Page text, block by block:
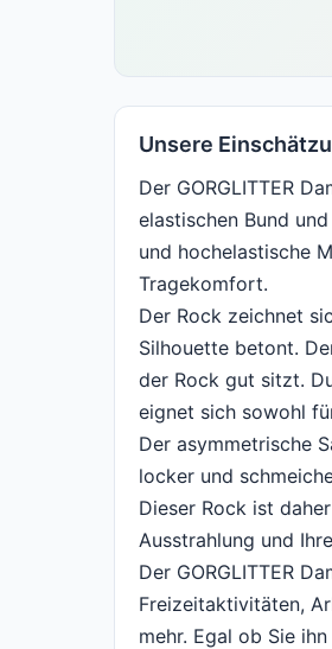
Unsere
Der GORGLITTER
elastischen Bund
und hochelastische
Tragekomfort.
Der Rock zeichnet
Silhouette betont.
der Rock gut sitzt.
eignet sich sowohl
Der asymmetrische
locker und
Dieser Rock ist
Ausstrahlung und
Der GORGLITTER
Freizeitaktivitäten,
mehr. Egal ob Sie